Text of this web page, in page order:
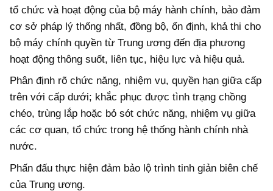
tổ chức và hoạt động của bộ máy hành chính, bảo đảm
cơ sở pháp lý thống nhất, đồng bộ, ổn định, khả thi cho
bộ máy chính quyền từ Trung ương đến địa phương
hoạt động thông suốt, liên tục, hiệu lực và hiệu quả.
Phân định rõ chức năng, nhiệm vụ, quyền hạn giữa cấp
trên với cấp dưới; khắc phục được tình trạng chồng
chéo, trùng lắp hoặc bỏ sót chức năng, nhiệm vụ giữa
các cơ quan, tổ chức trong hệ thống hành chính nhà
nước.
Phấn đấu thực hiện đảm bảo lộ trình tinh giản biên chế
của Trung ương.